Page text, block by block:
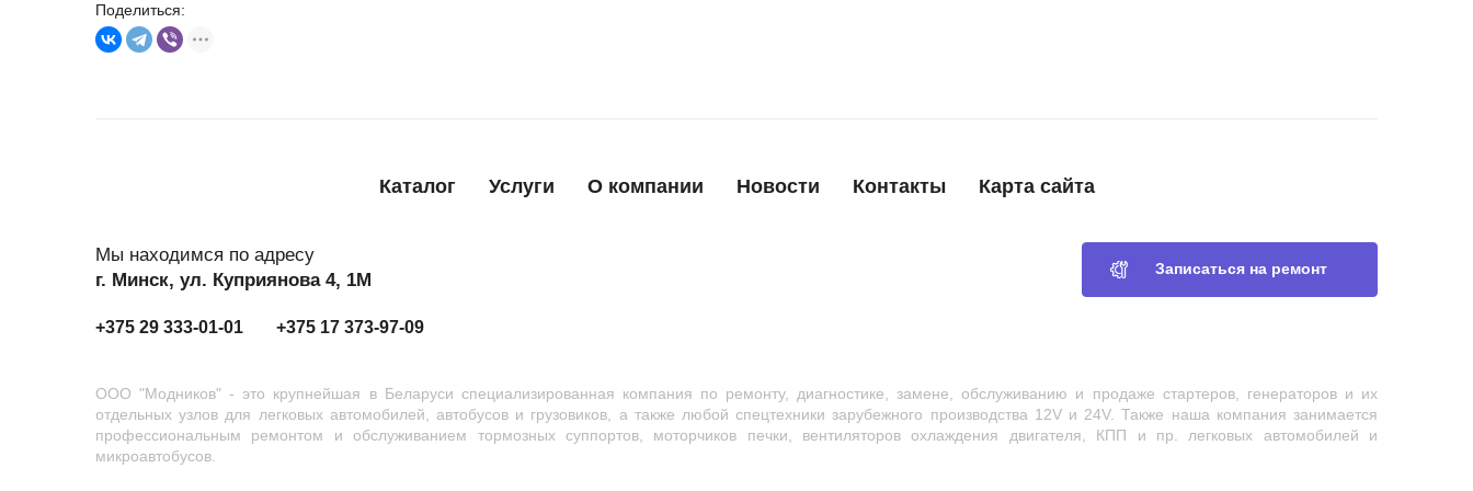
Поделиться:
Каталог Услуги О компании Новости Контакты Карта сайта
Мы находимся по адресу
г. Минск, ул. Куприянова 4, 1М
+375 29 333-01-01 +375 17 373-97-09
Записаться на ремонт
ООО "Модников" - это крупнейшая в Беларуси специализированная компания по ремонту, диагностике, замене, обслуживанию и продаже стартеров, генераторов и их
отдельных узлов для легковых автомобилей, автобусов и грузовиков, а также любой спецтехники зарубежного производства 12V и 24V. Также наша компания занимается
профессиональным ремонтом и обслуживанием тормозных суппортов, моторчиков печки, вентиляторов охлаждения двигателя, КПП и пр. легковых автомобилей и
микроавтобусов.